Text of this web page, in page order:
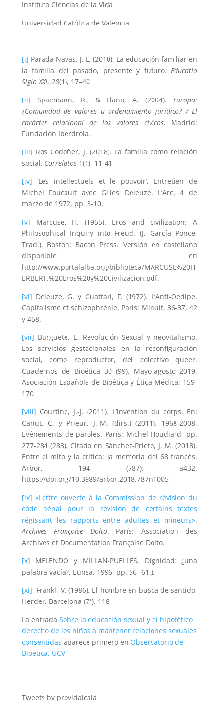
Instituto Ciencias de la Vida
Universidad Católica de Valencia
[i] Parada Navas, J. L. (2010). La educación familiar en
la familia del pasado, presente y futuro.Educatio
Siglo XXI, 28(1), 17–40
[ii] Spaemann, R., & Llano, A. (2004).Europa:
¿Comunidad de valores u ordenamiento jurídico? / El
carácter relacional de los valores cívicos. Madrid:
Fundación Iberdrola.
[iii] Ros Codoñer, J. (2018). La familia como relación
social. Correlatos 1(1), 11-41
[iv] ‘Les intellectuels et le pouvoir’, Entretien de
Michel Foucault avec Gilles Deleuze. L’Arc, 4 de
marzo de 1972, pp. 3-10.
[v] Marcuse, H. (1955). Eros and civilization: A
Philosophical Inquiry into Freud. (J. García Ponce,
Trad.). Boston: Bacon Press. Versión en castellano
disponible en
http://www.portalalba.org/biblioteca/MARCUSE%20H
ERBERT.%20Eros%20y%20Civilizacion.pdf.
[vi] Deleuze, G. y Guattari, F. (1972). L’Anti-Oedipe.
Capitalisme et schizophrénie. París: Minuit, 36-37, 42
y 458.
[vii] Burguete, E. Revolución Sexual y neovitalismo.
Los servicios gestacionales en la reconfiguración
social, como reproductor, del colectivo queer.
Cuadernos de Bioética 30 (99). Mayo-agosto 2019.
Asociación Española de Bioética y Ética Médica: 159-
170
[viii] Courtine, J.-J. (2011). L’invention du corps. En:
Canut, C. y Prieur, J.-M. (dirs.) (2011). 1968-2008.
Evénements de paroles. París: Michel Houdiard, pp.
277-284 (283). Citado en Sánchez-Prieto, J. M. (2018).
Entre el mito y la crítica: la memoria del 68 francés.
Arbor, 194 (787): a432.
https://doi.org/10.3989/arbor.2018.787n1005
[ix] «Lettre ouverte à la Commission de révision du
code pénal pour la révision de certains textes
régissant les rapports entre adultes et mineurs».
Archives Françoise Dolto. París: Association des
Archives et Documentation Françoise Dolto.
[x] MELENDO y MILLAN-PUELLES, Dignidad: ¿una
palabra vacía?, Eunsa, 1996, pp. 56- 61.).
[xi] Frankl, V. (1986). El hombre en busca de sentido,
Herder, Barcelona (7ª), 118
La entrada Sobre la educación sexual y el hipotético
derecho de los niños a mantener relaciones sexuales
consentidas aparece primero en Observatorio de
Bioética, UCV.
Tweets by providalcala